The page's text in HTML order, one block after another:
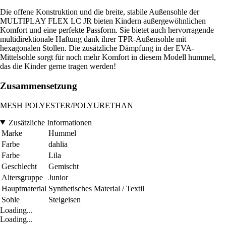
Die offene Konstruktion und die breite, stabile Außensohle der
MULTIPLAY FLEX LC JR bieten Kindern außergewöhnlichen
Komfort und eine perfekte Passform. Sie bietet auch hervorragende
multidirektionale Haftung dank ihrer TPR-Außensohle mit
hexagonalen Stollen. Die zusätzliche Dämpfung in der EVA-
Mittelsohle sorgt für noch mehr Komfort in diesem Modell hummel,
das die Kinder gerne tragen werden!
Zusammensetzung
MESH POLYESTER/POLYURETHAN
Zusätzliche Informationen
Marke
Hummel
Farbe
dahlia
Farbe
Lila
Geschlecht
Gemischt
Altersgruppe
Junior
Hauptmaterial Synthetisches Material / Textil
Sohle
Steigeisen
Loading...
Loading...